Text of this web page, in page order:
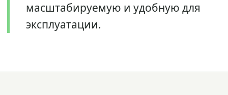
масштабируемую и удобную для
эксплуатации.